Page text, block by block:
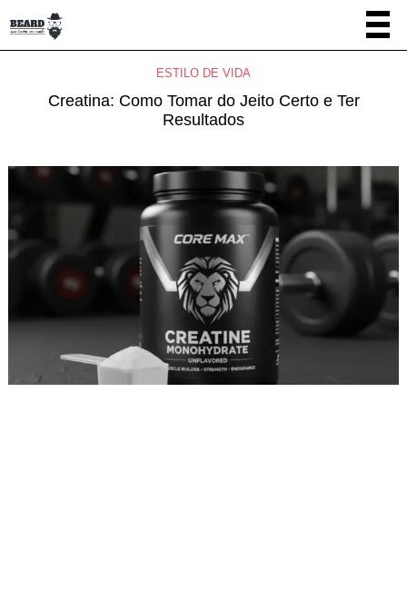
ESTILO DE VIDA
Creatina: Como Tomar do Jeito Certo e Ter
Resultados